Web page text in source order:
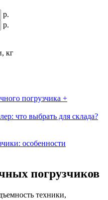
р.
р.
кг
погрузчика +
что выбрать для склада?
особенности
погрузчиков
техники,